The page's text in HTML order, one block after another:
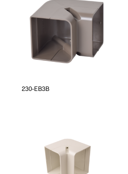
230-EB3B